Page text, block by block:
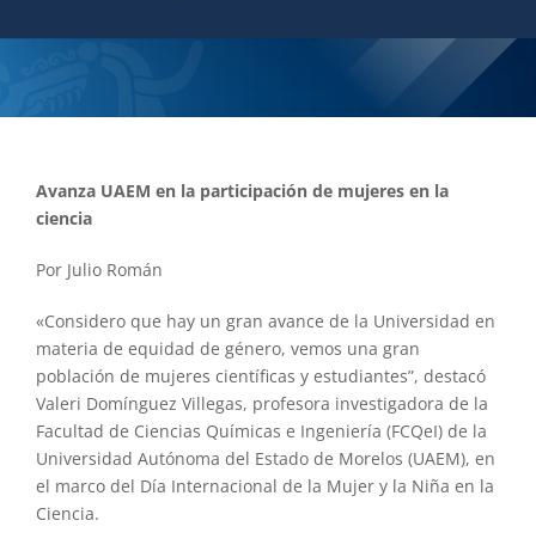
Avanza UAEM en la participación de mujeres en la
ciencia
Por Julio Román
«Considero que hay un gran avance de la Universidad en
materia de equidad de género, vemos una gran
población de mujeres científicas y estudiantes”, destacó
Valeri Domínguez Villegas, profesora investigadora de la
Facultad de Ciencias Químicas e Ingeniería (FCQeI) de la
Universidad Autónoma del Estado de Morelos (UAEM), en
el marco del Día Internacional de la Mujer y la Niña en la
Ciencia.